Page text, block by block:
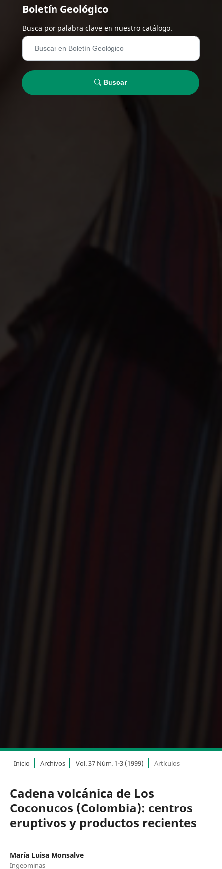
Boletín Geológico
Busca por palabra clave en nuestro catálogo.
Buscar
Inicio Archivos Vol. 37 Núm. 1-3 (1999) Artículos
Cadena volcánica de Los
Coconucos (Colombia): centros
eruptivos y productos recientes
María Luisa Monsalve
Ingeominas